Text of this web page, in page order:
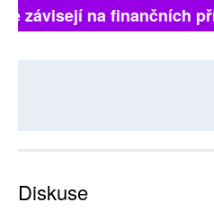
závisejí na finančních
Diskuse